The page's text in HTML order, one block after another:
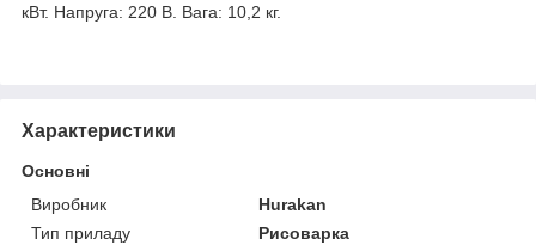
кВт. Напруга: 220 В. Вага: 10,2 кг.
Характеристики
Основні
Виробник
Hurakan
Тип приладу
Рисоварка